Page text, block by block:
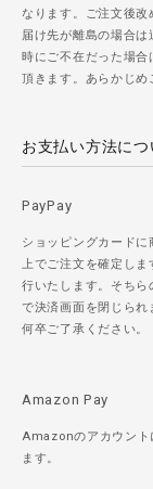
なります。ご注文後改
届け先が離島の場合
時にご不在だった場合
頂きます。あらかじめ
お支払い方法につ
PayPay
ショッピングカード
上でご注文を確定し
行いたします。そちら
で決済画面を閉じられ
何卒ご了承ください。
Amazon Pay
Amazonのアカウント
ます。